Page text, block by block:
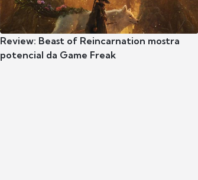
Review: Beast of Reincarnation mostra
potencial da Game Freak